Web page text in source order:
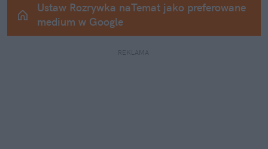
Ustaw Rozrywka naTemat jako preferowane
medium w Google
REKLAMA